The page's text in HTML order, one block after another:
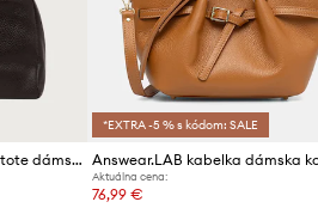
Answear.LAB kabelka typu tote dámska kožená
*EXTRA -5 % s kódom: SALE
Answear.LAB kabelka dámska
Aktuálna cena:
76,99 €